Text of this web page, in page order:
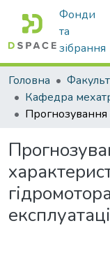
Фонди
та
зібрання
Головна